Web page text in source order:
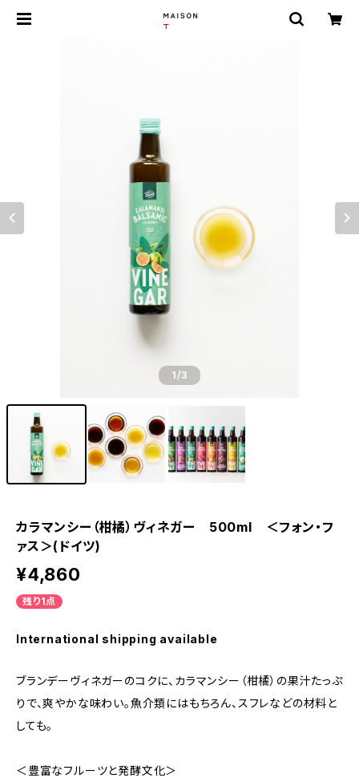
1/3
カラマンシー（柑橘）ヴィネガー 500ml ＜フォン・フ
ァス＞(ドイツ)
¥4,860
残り1点
International shipping available
ブランデーヴィネガーのコクに、カラマンシー（柑橘）の果汁たっぷ
りで、爽やかな味わい。魚介類にはもちろん、スフレなどの材料と
しても。
＜豊富なフルーツと発酵文化＞